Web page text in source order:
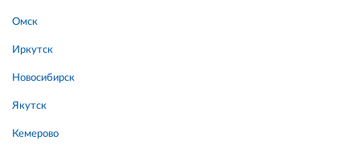
Омск
Иркутск
Новосибирск
Якутск
Кемерово